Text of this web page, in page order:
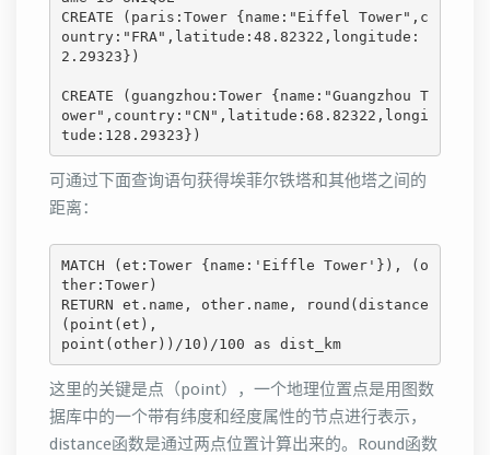
CREATE (paris:Tower {name:"Eiffel Tower",c
ountry:"FRA",latitude:48.82322,longitude:
2.29323})
CREATE (guangzhou:Tower {name:"Guangzhou T
ower",country:"CN",latitude:68.82322,longi
tude:128.29323})
可通过下面查询语句获得埃菲尔铁塔和其他塔之间的
距离：
MATCH (et:Tower {name:'Eiffle Tower'}), (o
ther:Tower)
RETURN et.name, other.name, round(distance
(point(et),
point(other))/10)/100 as dist_km
这里的关键是点（point），一个地理位置点是用图数
据库中的一个带有纬度和经度属性的节点进行表示，
distance函数是通过两点位置计算出来的。Round函数